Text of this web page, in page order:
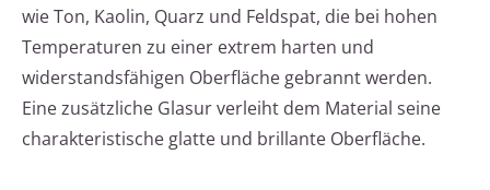
wie Ton, Kaolin, Quarz und Feldspat, die bei hohen
Temperaturen zu einer extrem harten und
widerstandsfähigen Oberfläche gebrannt werden.
Eine zusätzliche Glasur verleiht dem Material seine
charakteristische glatte und brillante Oberfläche.